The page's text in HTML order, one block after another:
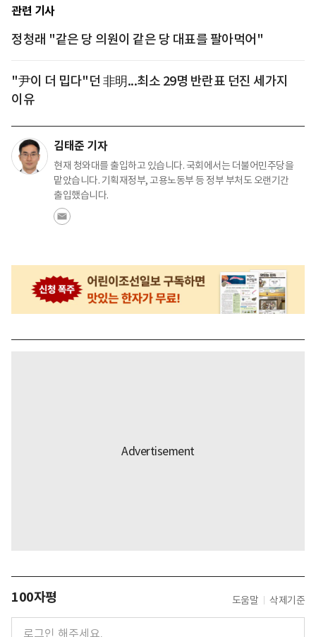
관련 기사
정청래 "같은 당 의원이 같은 당 대표를 팔아먹어"
"尹이 더 밉다"던 非明...최소 29명 반란표 던진 세가지
이유
김태준 기자
현재 청와대를 출입하고 있습니다. 국회에서는 더불어민주당을
맡았습니다. 기획재정부, 고용노동부 등 정부 부처도 오랜기간
출입했습니다.
100자평 도움말 삭제기준